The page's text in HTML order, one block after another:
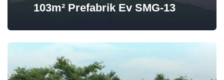
103m² Prefabrik Ev SMG-13